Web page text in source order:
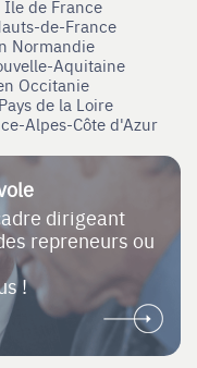
de France
de-France
Normandie
Aquitaine
Occitanie
de la Loire
Alpes-Côte d'Azur
dirigeant
repreneurs ou
!